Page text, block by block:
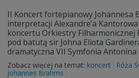
II Koncert fortepianowy Johannesa
interpretacji Alexandre’a
koncertu Orkiestry Filharmonicznej
pod batutą sir Johna Eliota
dramatyczna VII Symfonia Antonína
Zobacz więcej na temat: koncert
Róża
Johannes Brahms